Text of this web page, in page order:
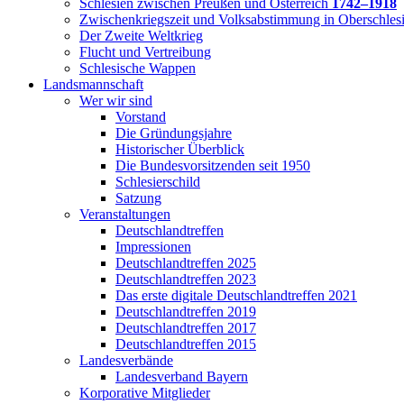
Schlesien zwischen Preußen und Österreich 1742–1918
Zwischenkriegszeit und Volksabstimmung in
Der Zweite Weltkrieg
Flucht und Vertreibung
Schlesische Wappen
Landsmannschaft
Wer wir sind
Vorstand
Die Gründungsjahre
Historischer Überblick
Die Bundesvorsitzenden seit 1950
Schlesierschild
Satzung
Veranstaltungen
Deutschlandtreffen
Impressionen
Deutschlandtreffen 2025
Deutschlandtreffen 2023
Das erste digitale Deutschlandtreffen 2021
Deutschlandtreffen 2019
Deutschlandtreffen 2017
Deutschlandtreffen 2015
Landesverbände
Landesverband Bayern
Korporative Mitglieder